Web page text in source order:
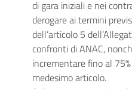
di gara iniziali e nei
derogare ai termini
dell’articolo 5
confronti di ANAC,
incrementare fino al
medesimo articolo.